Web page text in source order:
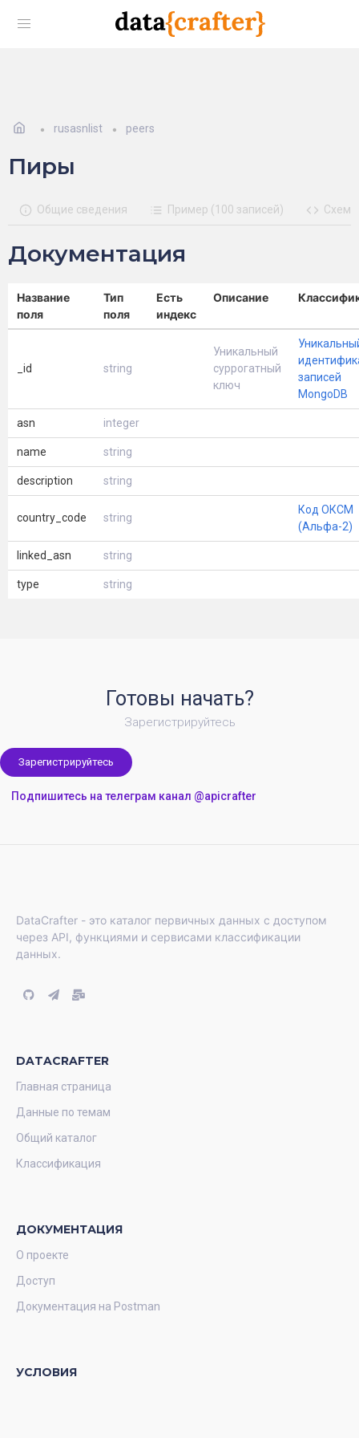
rusasnlist peers
Пиры
Общие сведения Пример (100 записей) Схема
Документация
Название
поля
Тип
поля
Есть
индекс
Описание
_id string
Уникальный
суррогатный
ключ
записей
MongoDB
asn integer
name string
description string
country_code string
Код ОКСМ
(Альфа-2)
linked_asn string
type string
Готовы начать?
Зарегистрируйтесь
Зарегистрируйтесь
Подпишитесь на телеграм канал @apicrafter
DataCrafter - это каталог первичных данных с доступом
через API, функциями и сервисами классификации
данных.
DATACRAFTER
Главная страница
Данные по темам
Общий каталог
Классификация
ДОКУМЕНТАЦИЯ
О проекте
Доступ
Документация на Postman
УСЛОВИЯ